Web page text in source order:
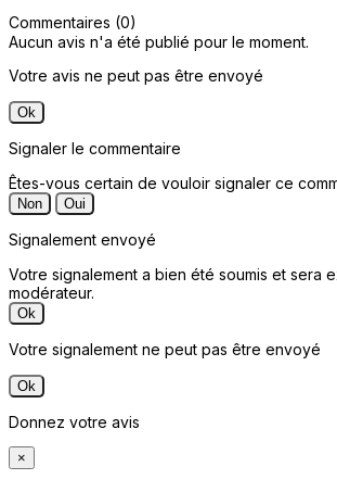
Commentaires (0)
Aucun avis n'a été publié pour le moment.
Votre avis ne peut pas être envoyé
Ok
Signaler le commentaire
Êtes-vous certain de vouloir signaler ce
Non Oui
Signalement envoyé
Votre signalement a bien été soumis et sera
modérateur.
Ok
Votre signalement ne peut pas être envoyé
Ok
Donnez votre avis
×